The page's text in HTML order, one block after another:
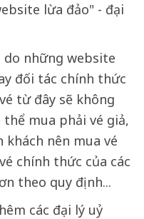
lừa đảo" - đại
do những website
đối tác chính thức
từ đây sẽ không
mua phải vé giả,
khách nên mua vé
chính thức của các
theo quy định...
các đại lý uỷ